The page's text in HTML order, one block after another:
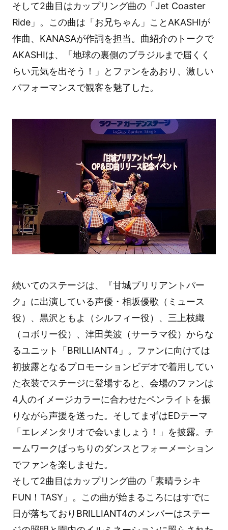
そして2曲目はカップリング曲の「Jet Coaster
Ride」。この曲は「お兄ちゃん」ことAKASHIが
作曲、KANASAが作詞を担当。曲紹介のトークで
AKASHIは、「地球の裏側のブラジルまで届くく
らい元気を出そう！」とファンをあおり、激しい
パフォーマンスで観客を魅了した。
続いてのステージは、『甘城ブリリアントパー
ク』に出演している声優・相坂優歌（ミュース
役）、黒沢ともよ（シルフィー役）、三上枝織
（コボリー役）、津田美波（サーラマ役）からな
るユニット「BRILLIANT4」。ファンに向けては
初披露となるプロモーションビデオで着用してい
た衣装でステージに登場すると、会場のファンは
4人のイメージカラーに合わせたペンライトを振
りながら声援を送った。そしてまずはEDテーマ
「エレメンタリオで会いましょう！」を披露。チ
ームワークばっちりのダンスとフォーメーション
でファンを楽しませた。
そして2曲目はカップリング曲の「素晴ラシキ
FUN！TASY」。この曲が始まるころにはすでに
日が落ちておりBRILLIANT4のメンバーはステー